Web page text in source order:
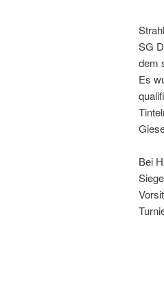
SG
dem
Es
Bei